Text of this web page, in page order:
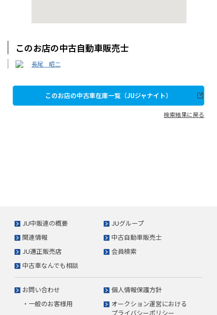
このお店の中古自動車販売士
長尾 昭二
このお店の中古車在庫一覧（JUジャナイト）
検索結果に戻る
JU中販連の概要
JUグループ
関連情報
中古自動車販売士
JU適正販売店
会員検索
中古車なんでも相談
お問い合わせ
・一般のお客様用
個人情報保護方針
オークション運営における
プライバシーポリシー